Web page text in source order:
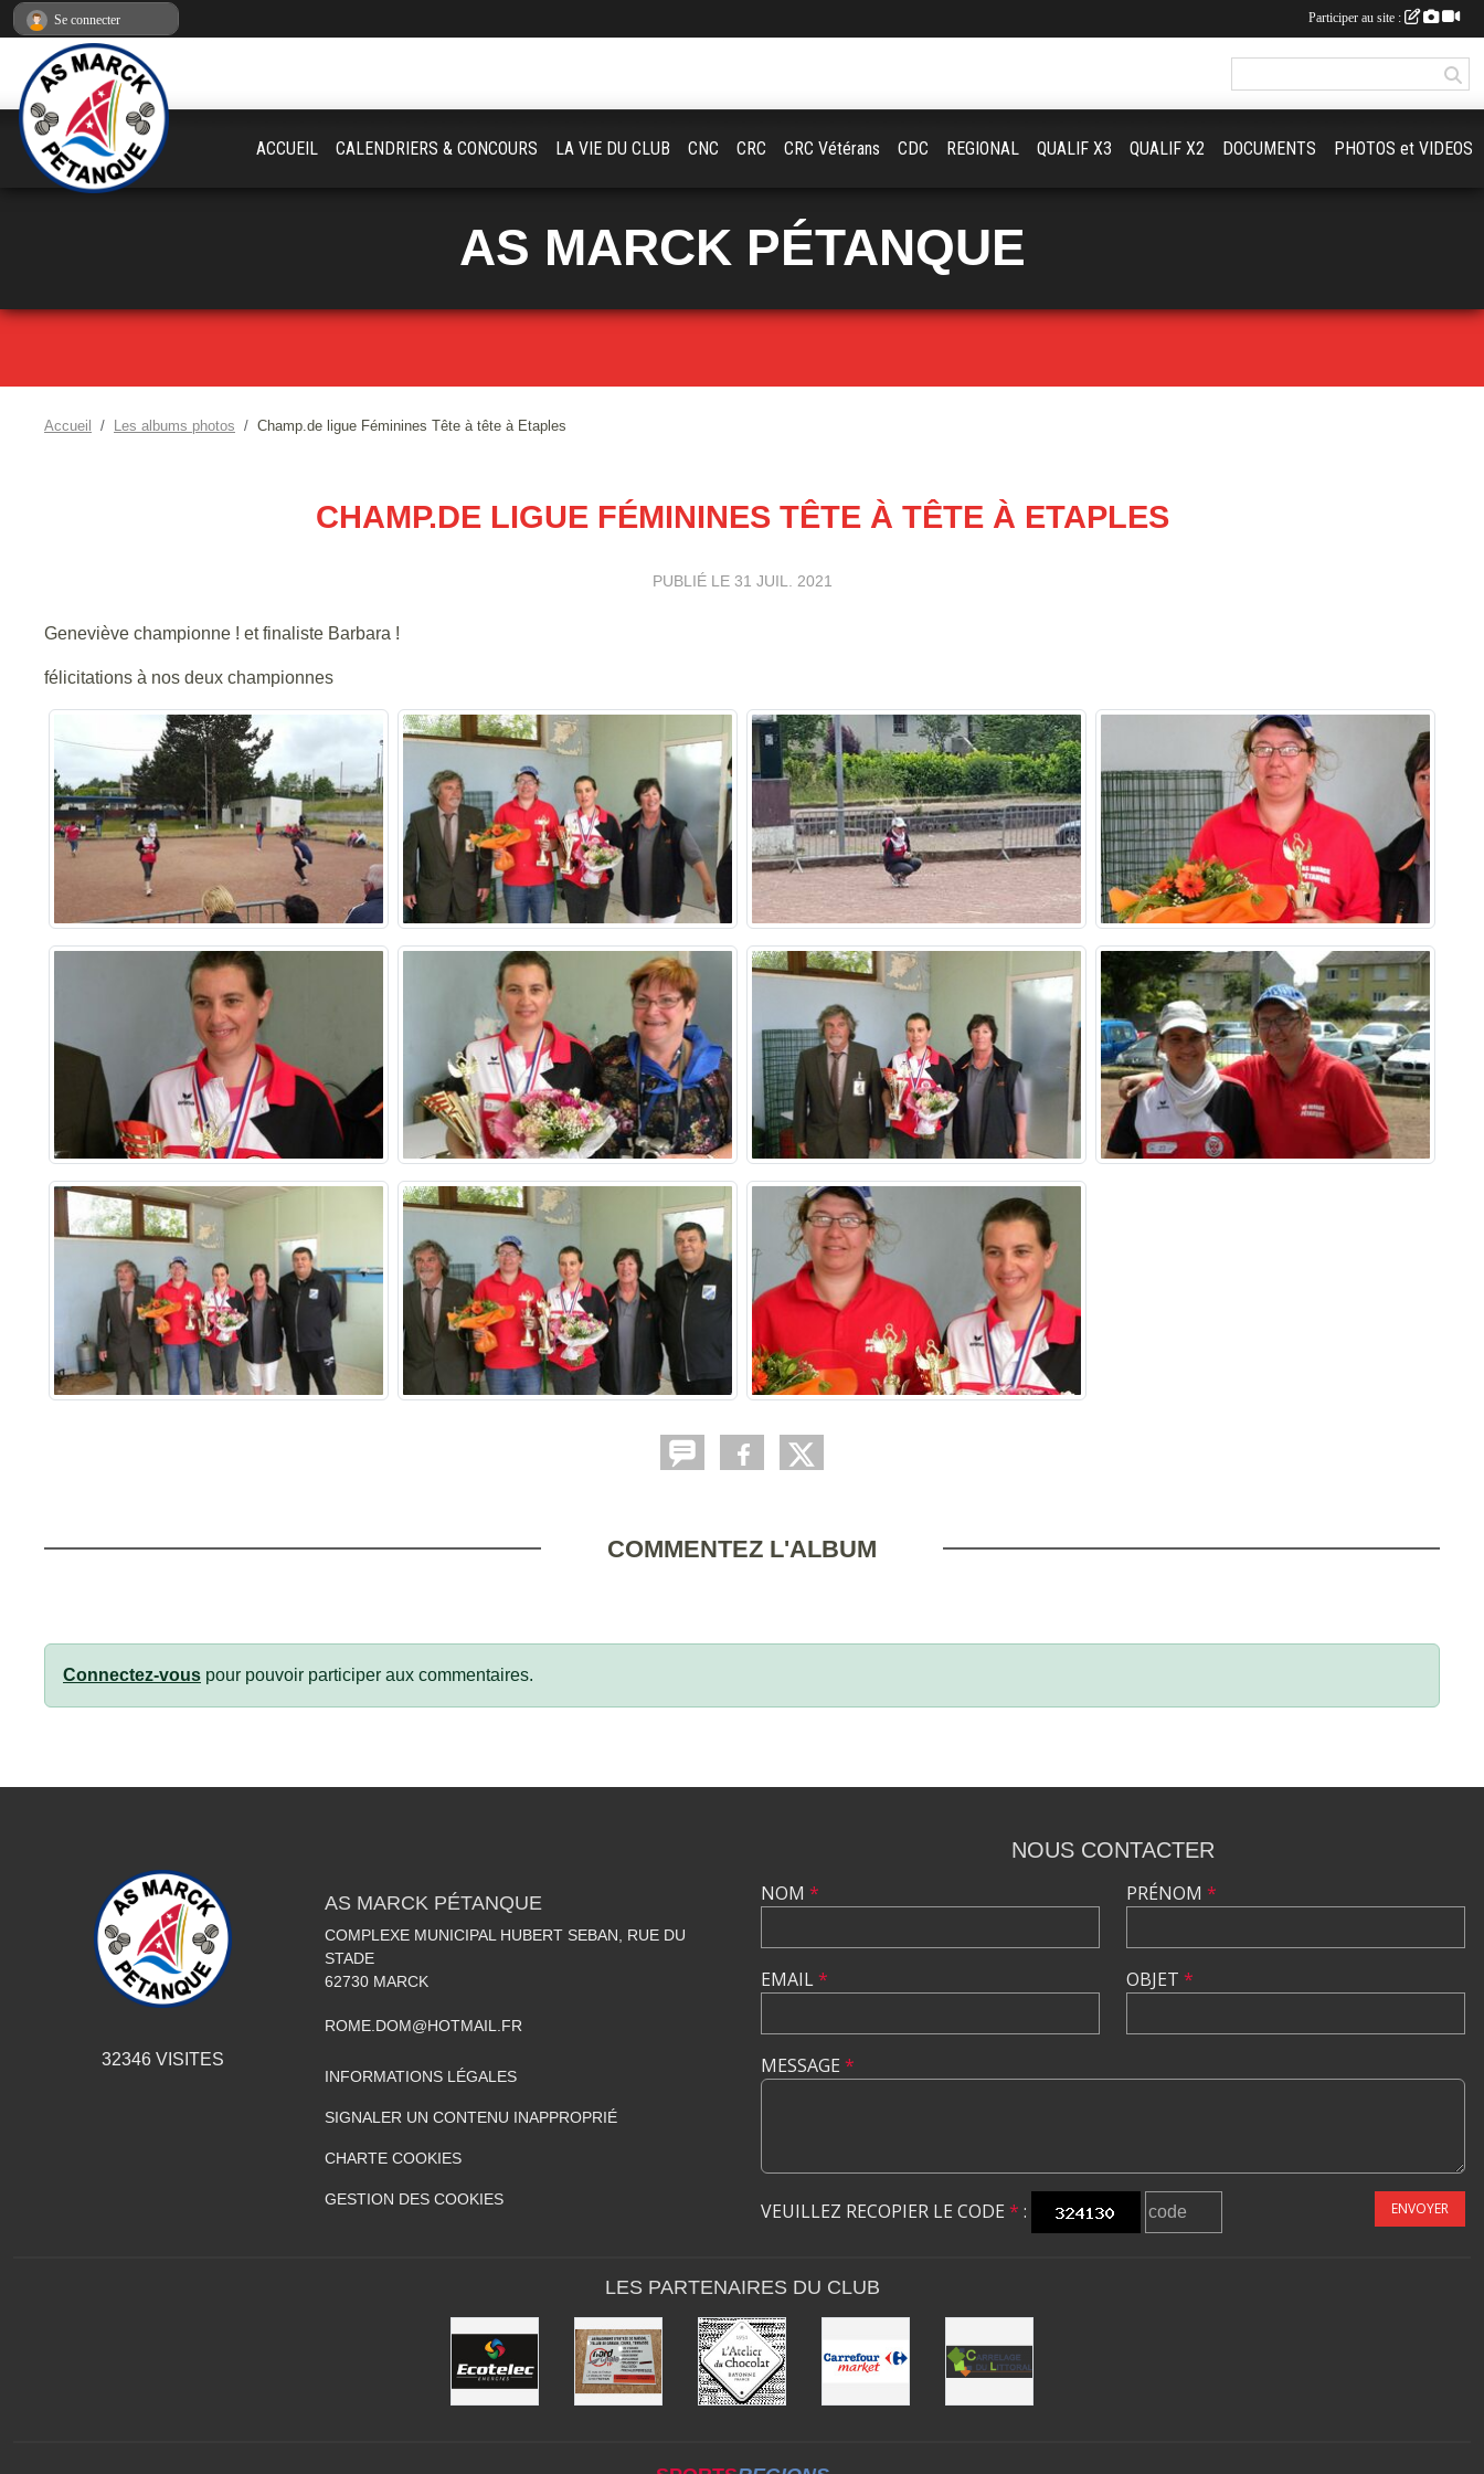
AS MARCK PÉTANQUE
Accueil Les albums photos Champ.de ligue Féminines Tête à tête à Etaples
CHAMP.DE LIGUE FÉMININES TÊTE À TÊTE À ETAPLES
PUBLIÉ LE 31 JUIL. 2021
Geneviève championne ! et finaliste Barbara !
félicitations à nos deux championnes
COMMENTEZ L'ALBUM
Connectez-vous pour pouvoir participer aux commentaires.
ACCUEIL CALENDRIERS & CONCOURS LA VIE DU CLUB CNC CRC CRC Vétérans CDC REGIONAL QUALIF X3 QUALIF X2 DOCUMENTS PHOTOS et VIDEOS
32346VISITES
AS MARCK PÉTANQUE
COMPLEXE MUNICIPAL HUBERT SEBAN, RUE DU
STADE
62730 MARCK
ROME.DOM@HOTMAIL.FR
INFORMATIONS LÉGALES
SIGNALER UN CONTENU INAPPROPRIÉ
CHARTE COOKIES
GESTION DES COOKIES
NOUS CONTACTER
NOM *
EMAIL*
PRÉNOM *
OBJET *
MESSAGE *
VEUILLEZ RECOPIER LE CODE * : ENVOYER
LES PARTENAIRES DU CLUB
Se connecter Participer au site :
Panneau de gestion des cookies